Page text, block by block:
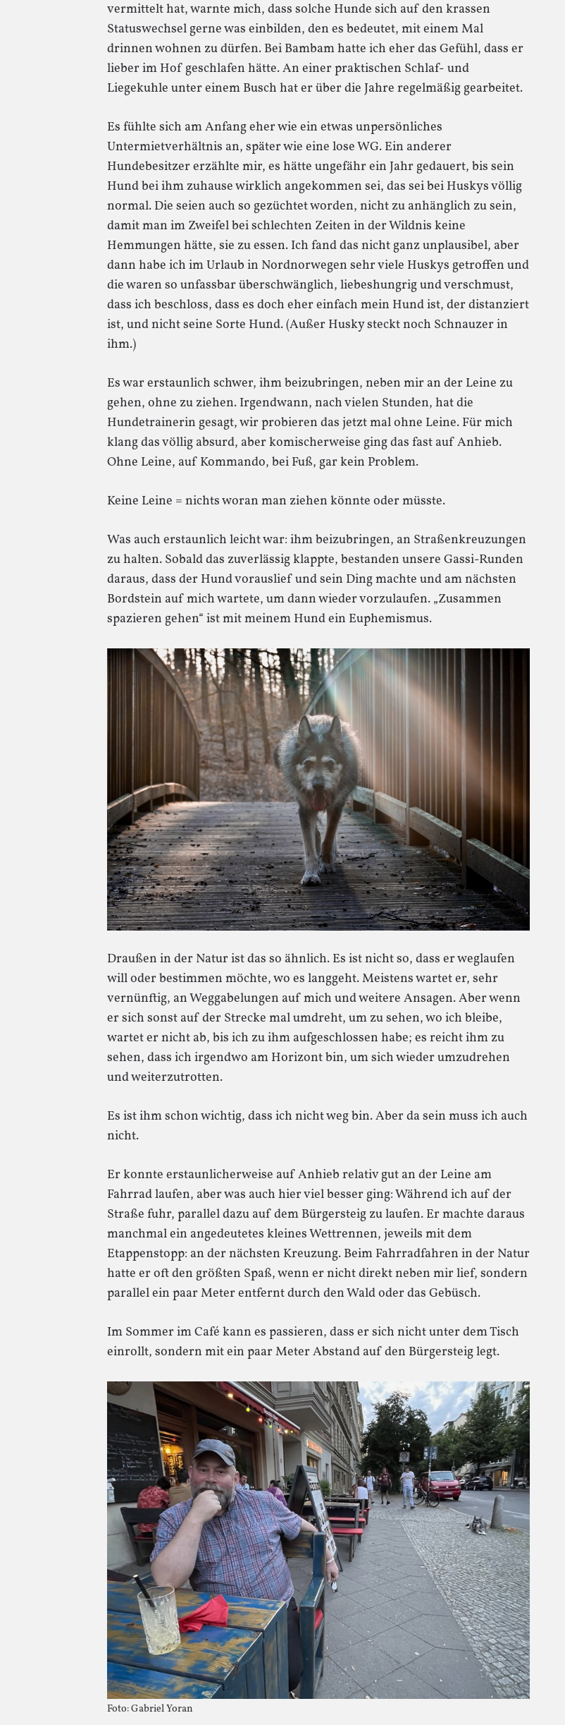
vermittelt hat, warnte mich, dass solche Hunde sich auf den krassen
Statuswechsel gerne was einbilden, den es bedeutet, mit einem Mal
drinnen wohnen zu dürfen. Bei Bambam hatte ich eher das Gefühl, dass er
lieber im Hof geschlafen hätte. An einer praktischen Schlaf- und
Liegekuhle unter einem Busch hat er über die Jahre regelmäßig gearbeitet.
Es fühlte sich am Anfang eher wie ein etwas unpersönliches
Untermietverhältnis an, später wie eine lose WG. Ein anderer
Hundebesitzer erzählte mir, es hätte ungefähr ein Jahr gedauert, bis sein
Hund bei ihm zuhause wirklich angekommen sei, das sei bei Huskys völlig
normal. Die seien auch so gezüchtet worden, nicht zu anhänglich zu sein,
damit man im Zweifel bei schlechten Zeiten in der Wildnis keine
Hemmungen hätte, sie zu essen. Ich fand das nicht ganz unplausibel, aber
dann habe ich im Urlaub in Nordnorwegen sehr viele Huskys getroffen und
die waren so unfassbar überschwänglich, liebeshungrig und verschmust,
dass ich beschloss, dass es doch eher einfach mein Hund ist, der distanziert
ist, und nicht seine Sorte Hund. (Außer Husky steckt noch Schnauzer in
ihm.)
Es war erstaunlich schwer, ihm beizubringen, neben mir an der Leine zu
gehen, ohne zu ziehen. Irgendwann, nach vielen Stunden, hat die
Hundetrainerin gesagt, wir probieren das jetzt mal ohne Leine. Für mich
klang das völlig absurd, aber komischerweise ging das fast auf Anhieb.
Ohne Leine, auf Kommando, bei Fuß, gar kein Problem.
Keine Leine = nichts woran man ziehen könnte oder müsste.
Was auch erstaunlich leicht war: ihm beizubringen, an Straßenkreuzungen
zu halten. Sobald das zuverlässig klappte, bestanden unsere Gassi-Runden
daraus, dass der Hund vorauslief und sein Ding machte und am nächsten
Bordstein auf mich wartete, um dann wieder vorzulaufen. „Zusammen
spazieren gehen“ ist mit meinem Hund ein Euphemismus.
Draußen in der Natur ist das so ähnlich. Es ist nicht so, dass er weglaufen
will oder bestimmen möchte, wo es langgeht. Meistens wartet er, sehr
vernünftig, an Weggabelungen auf mich und weitere Ansagen. Aber wenn
er sich sonst auf der Strecke mal umdreht, um zu sehen, wo ich bleibe,
wartet er nicht ab, bis ich zu ihm aufgeschlossen habe; es reicht ihm zu
sehen, dass ich irgendwo am Horizont bin, um sich wieder umzudrehen
und weiterzutrotten.
Es ist ihm schon wichtig, dass ich nicht weg bin. Aber da sein muss ich auch
nicht.
Er konnte erstaunlicherweise auf Anhieb relativ gut an der Leine am
Fahrrad laufen, aber was auch hier viel besser ging: Während ich auf der
Straße fuhr, parallel dazu auf dem Bürgersteig zu laufen. Er machte daraus
manchmal ein angedeutetes kleines Wettrennen, jeweils mit dem
Etappenstopp: an der nächsten Kreuzung. Beim Fahrradfahren in der Natur
hatte er oft den größten Spaß, wenn er nicht direkt neben mir lief, sondern
parallel ein paar Meter entfernt durch den Wald oder das Gebüsch.
Im Sommer im Café kann es passieren, dass er sich nicht unter dem Tisch
einrollt, sondern mit ein paar Meter Abstand auf den Bürgersteig legt.
Foto: Gabriel Yoran